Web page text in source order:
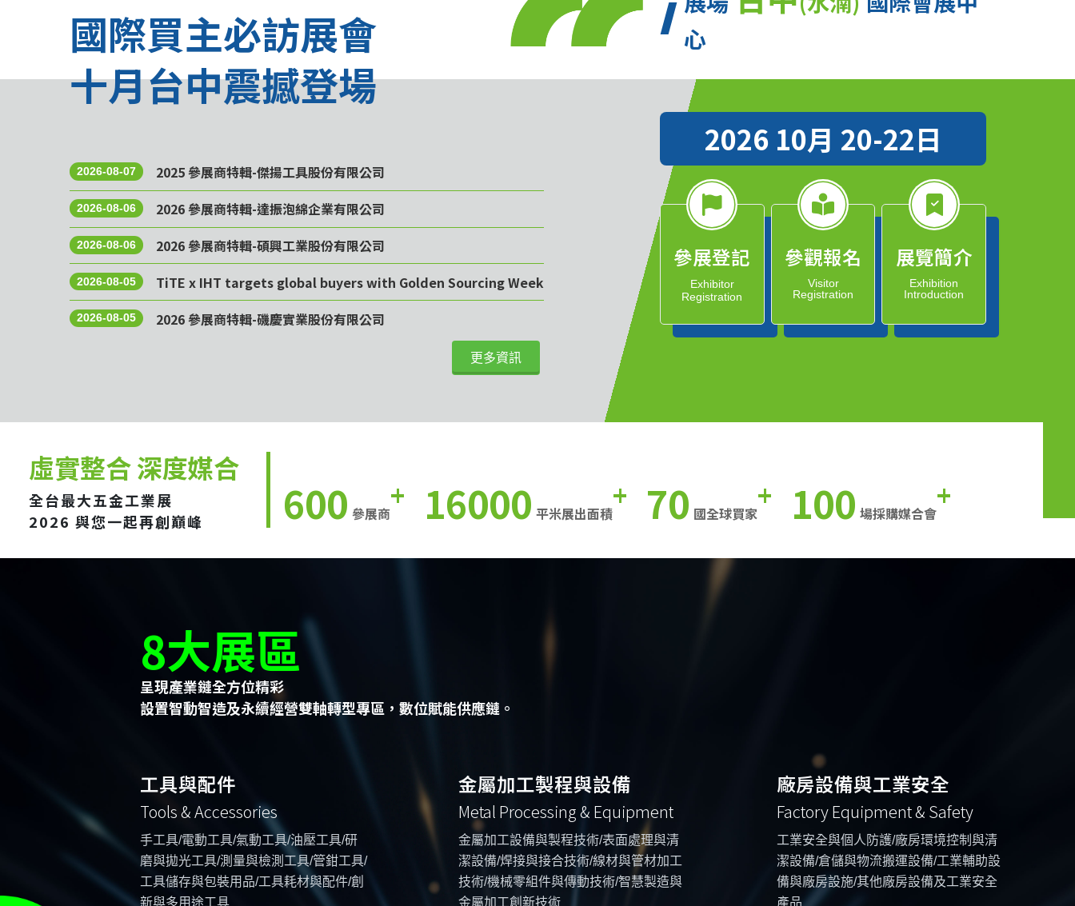
國際買主必訪展會
十月台中震撼登場
2026-08-07 2025 參展商特輯-傑揚工具股份有限公司
2026-08-06 2026 參展商特輯-達振泡綿企業有限公司
2026-08-06 2026 參展商特輯-碩興工業股份有限公司
2026-08-05 TiTE x IHT targets global buyers with Golden Sourcing Week
2026-08-05 2026 參展商特輯-磯慶實業股份有限公司
更多資訊
心
2026 10月 20-22日
參展登記
Exhibitor
Registration
參觀報名
Visitor
Registration
展覽簡介
Exhibition
Introduction
虛實整合 深度媒合
全台最大五金工業展
2026 與您一起再創巔峰
600 參展商+ 16000 平米展出面積+ 70 國全球買家+ 100 場採購媒合會+
8大展區
呈現產業鏈全方位精彩
設置智動智造及永續經營雙軸轉型專區，數位賦能供應鏈。
工具與配件
Tools & Accessories
手工具/電動工具/氣動工具/油壓工具/研
磨與拋光工具/測量與檢測工具/管鉗工具/
工具儲存與包裝用品/工具耗材與配件/創
新與多用途工具
金屬加工製程與設備
Metal Processing & Equipment
金屬加工設備與製程技術/表面處理與清
潔設備/焊接與接合技術/線材與管材加工
技術/機械零組件與傳動技術/智慧製造與
金屬加工創新技術
廠房設備與工業安全
Factory Equipment & Safety
工業安全與個人防護/廠房環境控制與清
潔設備/倉儲與物流搬運設備/工業輔助設
備與廠房設施/其他廠房設備及工業安全
產品